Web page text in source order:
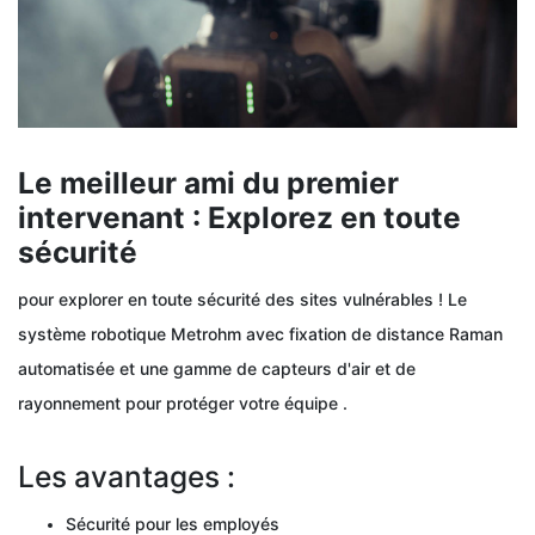
Le meilleur ami du premier
intervenant : Explorez en toute
sécurité
pour explorer en toute sécurité des sites vulnérables ! Le
système robotique Metrohm avec fixation de distance Raman
automatisée et une gamme de capteurs d'air et de
rayonnement pour protéger votre équipe .
Les avantages :
Sécurité pour les employés